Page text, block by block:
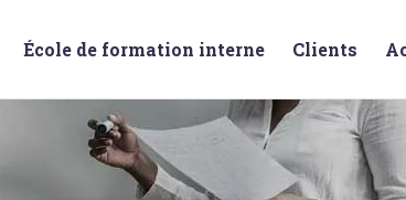
École de formation interne Clients